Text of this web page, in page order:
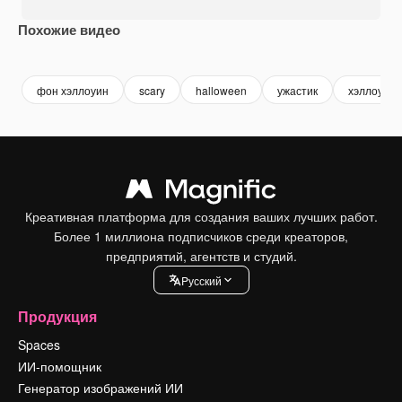
Похожие видео
фон хэллоуин scary halloween ужастик хэллоуин
Креативная платформа для создания ваших лучших работ.
Более 1 миллиона подписчиков среди креаторов,
предприятий, агентств и студий.
Pусский
Продукция
Spaces
ИИ-помощник
Генератор изображений ИИ